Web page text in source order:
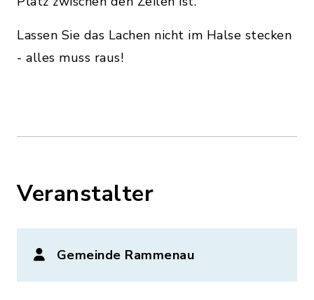
Lassen Sie das Lachen nicht im Halse stecken
- alles muss raus!
Veranstalter
Gemeinde Rammenau